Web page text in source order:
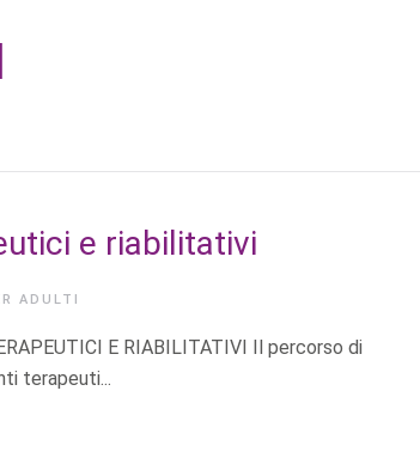
e riabilitativi
ADULTI
E RIABILITATIVI Il percorso di
terapeuti...